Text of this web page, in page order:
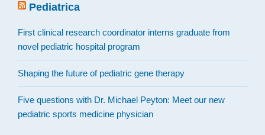
Pediatrica
First clinical research coordinator interns graduate from
novel pediatric hospital program
Shaping the future of pediatric gene therapy
Five questions with Dr. Michael Peyton: Meet our new
pediatric sports medicine physician